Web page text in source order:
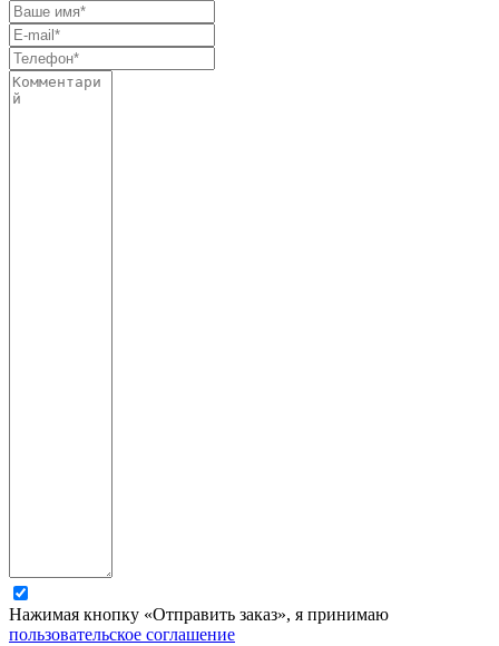
Нажимая кнопку «Отправить заказ», я принимаю
пользовательское соглашение